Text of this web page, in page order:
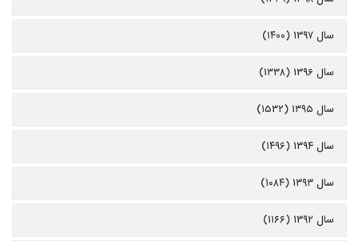
سال ۱۳۹۷ (۱۴۰۰)
سال ۱۳۹۶ (۱۳۳۸)
سال ۱۳۹۵ (۱۵۳۲)
سال ۱۳۹۴ (۱۴۹۶)
سال ۱۳۹۳ (۱۰۸۴)
سال ۱۳۹۲ (۱۱۶۶)